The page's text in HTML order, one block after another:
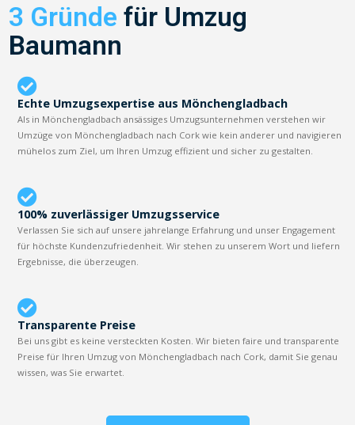
3 Gründe für Umzug
Baumann
Echte Umzugsexpertise aus Mönchengladbach
Als in Mönchengladbach ansässiges Umzugsunternehmen verstehen wir
Umzüge von Mönchengladbach nach Cork wie kein anderer und navigieren
mühelos zum Ziel, um Ihren Umzug effizient und sicher zu gestalten.
100% zuverlässiger Umzugsservice
Verlassen Sie sich auf unsere jahrelange Erfahrung und unser Engagement
für höchste Kundenzufriedenheit. Wir stehen zu unserem Wort und liefern
Ergebnisse, die überzeugen.
Transparente Preise
Bei uns gibt es keine versteckten Kosten. Wir bieten faire und transparente
Preise für Ihren Umzug von Mönchengladbach nach Cork, damit Sie genau
wissen, was Sie erwartet.